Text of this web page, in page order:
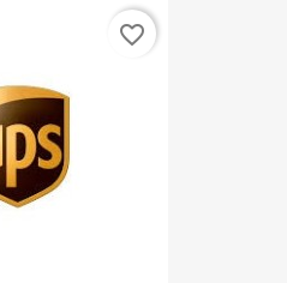
favorite_border